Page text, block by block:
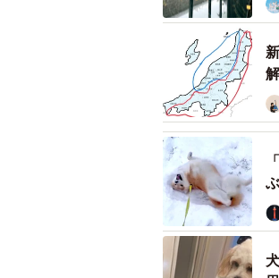
いました。新潟
ーーホテル側と
「雪に慣れてい
大変だと思い、
大変な思いや万
この日、私は自
雪だったので非
車線や隣の車に
いる車もいて、